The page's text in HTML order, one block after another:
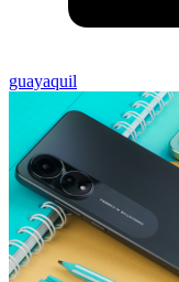
guayaquil